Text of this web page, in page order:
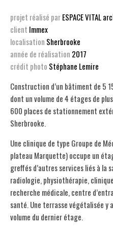
projet réalisé parESPACE VITAL
client Immex
localisation Sherbrooke
année de réalisation 2017
crédit photo Stéphane Lemire
Construction d’un bâtiment de 5
dont un volume de 4 étages de
600 places de stationnement
Sherbrooke.
Une clinique de type Groupe de
plateau Marquette) occupe un
greffés d’autres services liés à la
radiologie, physiothérapie,
recherche médicale, centre
santé. Une terrasse végétalisée y
volume du dernier étage.